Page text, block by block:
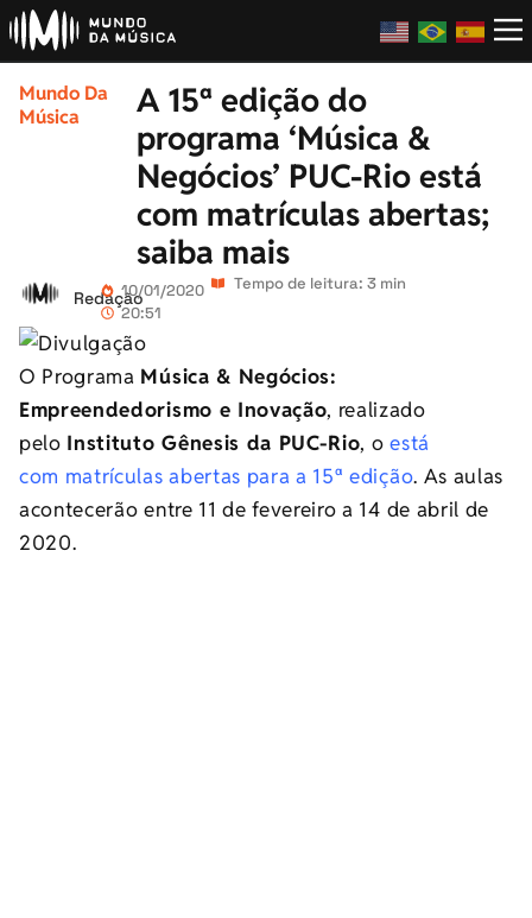
Mundo Da
Música
A 15ª edição do
programa ‘Música &
Negócios’ PUC-Rio está
com matrículas abertas;
saiba mais
Redação10/01/2020
20:51
Tempo de leitura: 3 min
O Programa Música & Negócios:
Empreendedorismo e Inovação, realizado
pelo Instituto Gênesis da PUC-Rio, oestá
com matrículas abertas para a 15ª edição. As aulas
acontecerão entre 11 de fevereiro a 14 de abril de
2020.